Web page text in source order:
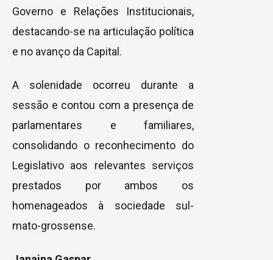
Governo e Relações Institucionais,
destacando-se na articulação política
e no avanço da Capital.
A solenidade ocorreu durante a
sessão e contou com a presença de
parlamentares e familiares,
consolidando o reconhecimento do
Legislativo aos relevantes serviços
prestados por ambos os
homenageados à sociedade sul-
mato-grossense.